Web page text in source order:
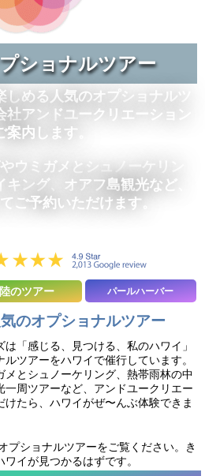
ショナルツアー
しめる人気のオプショナルツ
社アンドユークリエーション
案内します。
ウミガメとシュノーケリン
キング、オアフ島観光など、
ご予約いただけます。
のツアー パールハーバー
のオプショナルツアー
「感じる、見つける、私のハワイ」
ツアーをハワイで催行しています。
メとシュノーケリング、熱帯雨林の中
一周ツアーなど、アンドユークリエー
たら、ハワイがぜ〜んぶ体験できま
プショナルツアーをご覧ください。き
ワイが見つかるはずです。